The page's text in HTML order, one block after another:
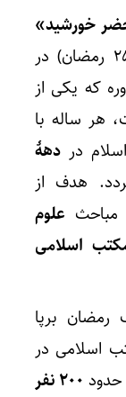
خورشید»
از تاریخ ششم فروردین ماه ۱۴۰۴ (۲۵ رمضان) در
که یکی از
هر ساله با
در دهۀ
هدف از
مباحث علوم
اسلامی
رمضان برپا
اسلامی در
۲۰۰ نفر